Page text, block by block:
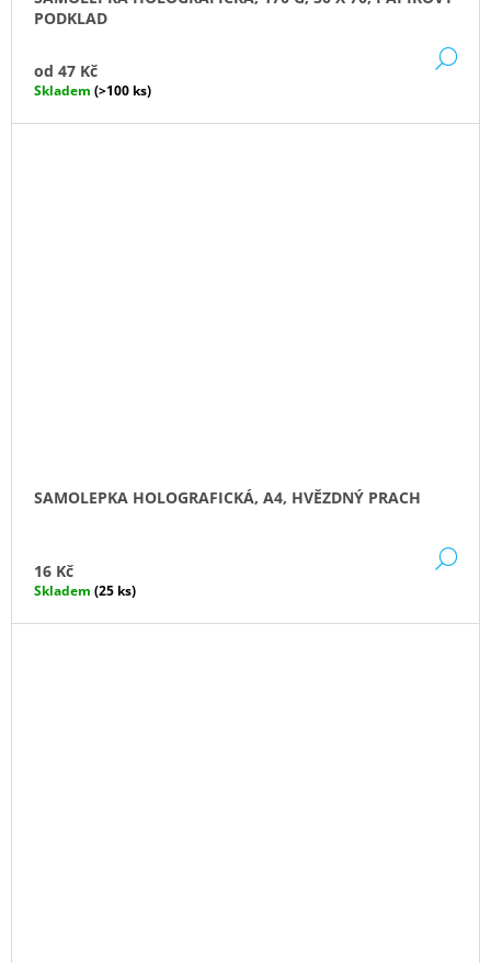
PODKLAD
od 47 Kč
Skladem (>100 ks)
SAMOLEPKA HOLOGRAFICKÁ, A4, HVĚZDNÝ PRACH
16 Kč
Skladem (25 ks)